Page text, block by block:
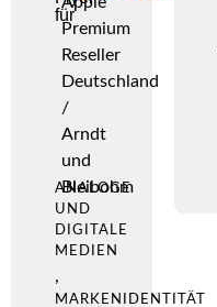
für
Premium
Reseller
Deutschland
/
Arndt
und
Bleibohm
ANALOGE
UND
DIGITALE
MEDIEN
,
MARKENIDENTITÄT